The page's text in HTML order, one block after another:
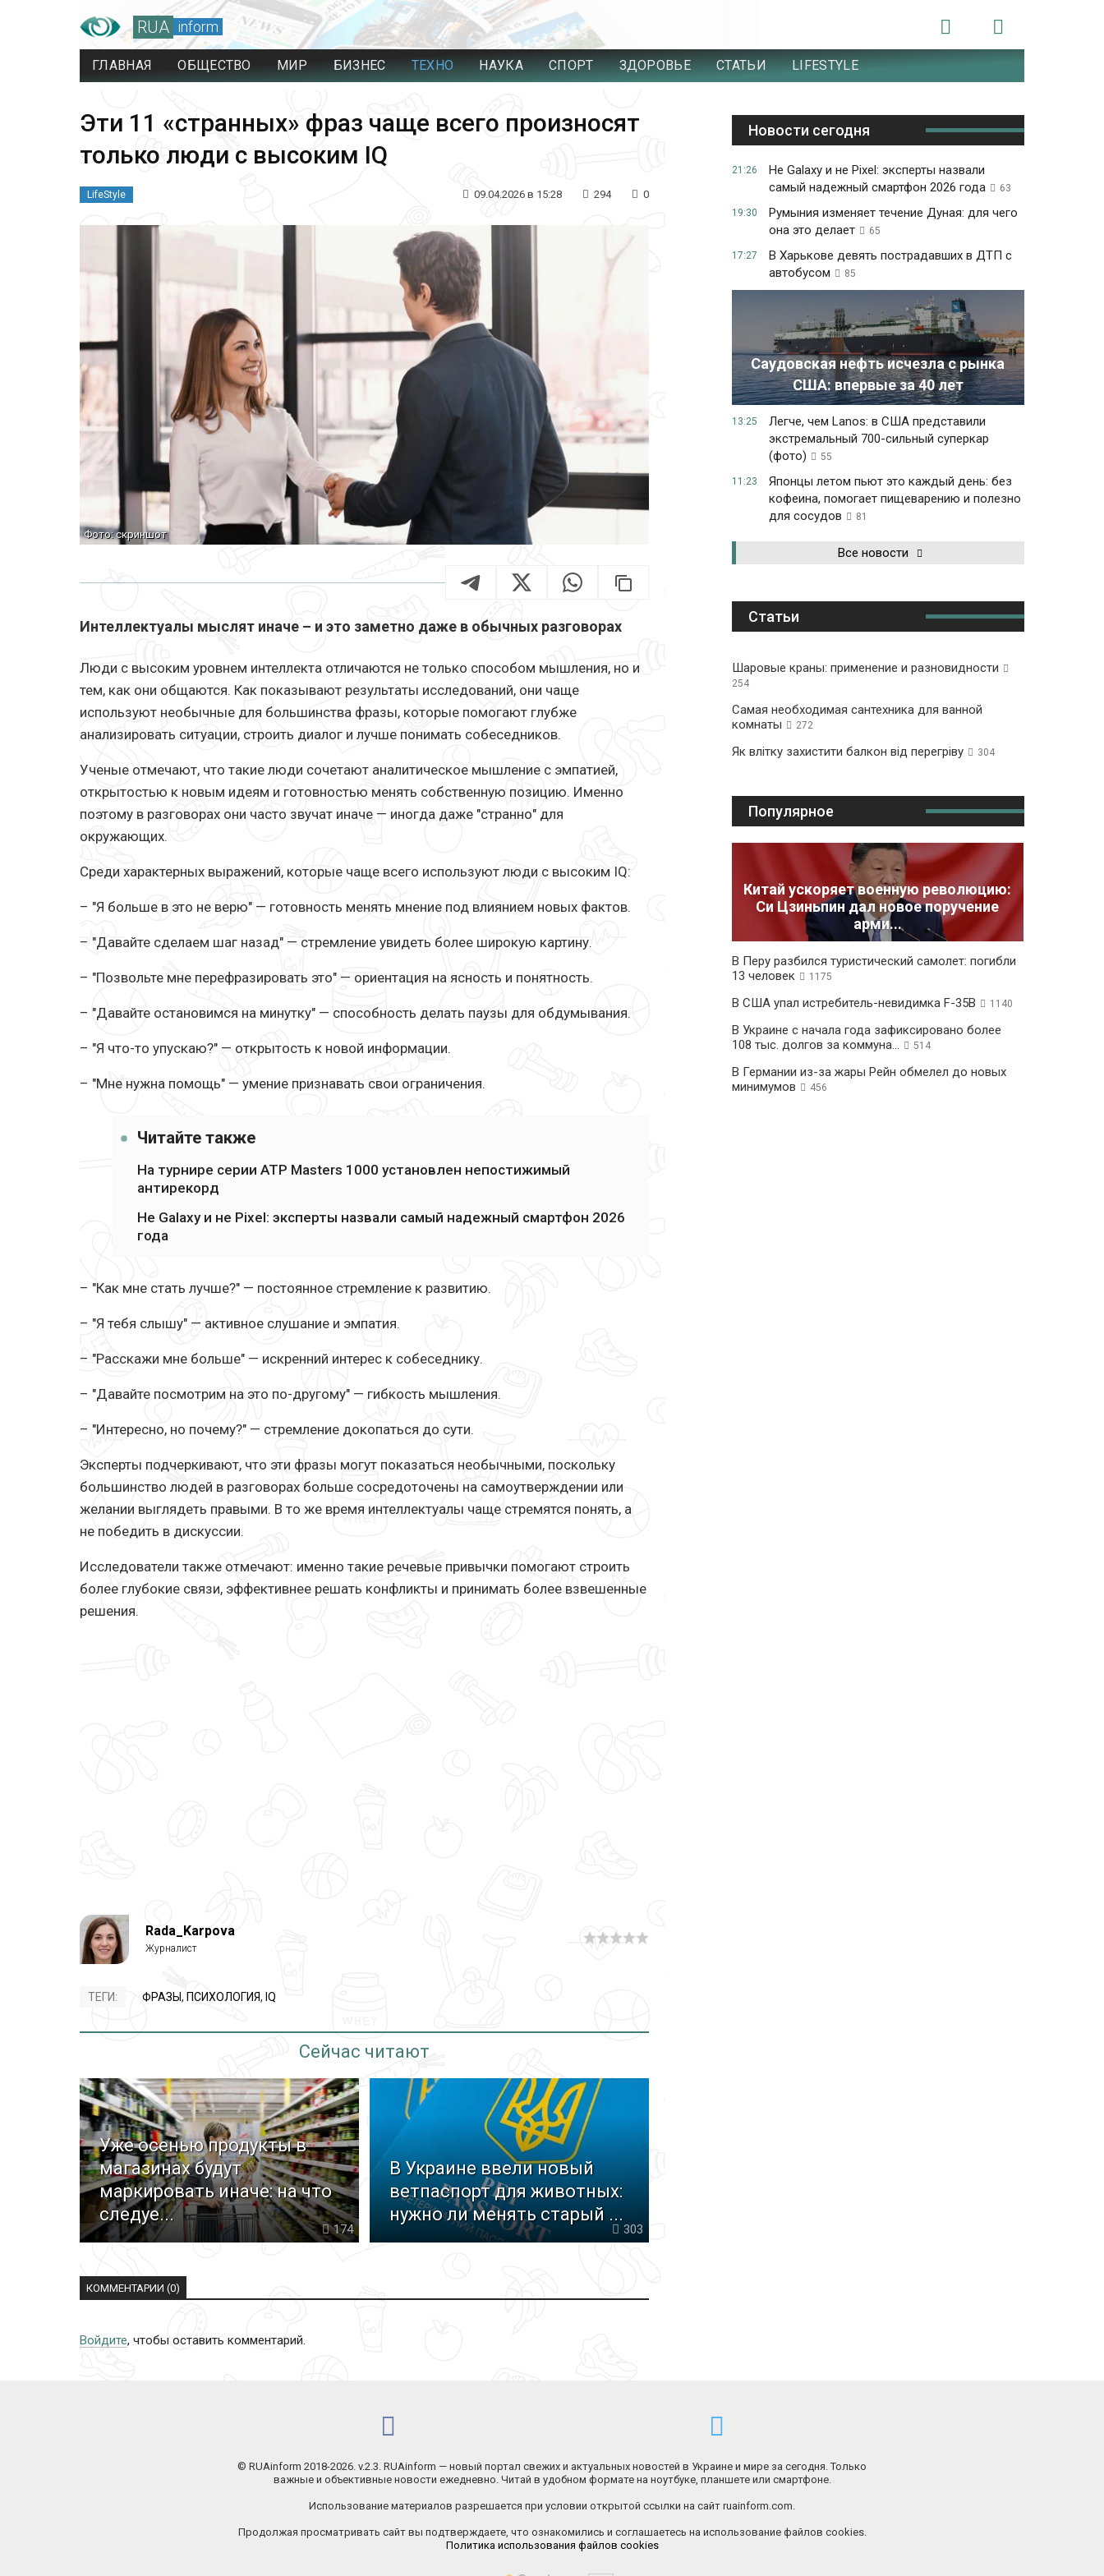
RUA inform
ГЛАВНАЯ ОБЩЕСТВО МИР БИЗНЕС ТЕХНО НАУКА СПОРТ ЗДОРОВЬЕ СТАТЬИ LIFESTYLE
Эти 11 «странных» фраз чаще всего произносят
только люди с высоким IQ
LifeStyle 09.04.2026 в 15:28 294 0
Фото: скриншот
Интеллектуалы мыслят иначе – и это заметно даже в обычных разговорах
Люди с высоким уровнем интеллекта отличаются не только способом мышления, но и
тем, как они общаются. Как показывают результаты исследований, они чаще
используют необычные для большинства фразы, которые помогают глубже
анализировать ситуации, строить диалог и лучше понимать собеседников.
Ученые отмечают, что такие люди сочетают аналитическое мышление с эмпатией,
открытостью к новым идеям и готовностью менять собственную позицию. Именно
поэтому в разговорах они часто звучат иначе — иногда даже "странно" для
окружающих.
Среди характерных выражений, которые чаще всего используют люди с высоким IQ:
– "Я больше в это не верю" — готовность менять мнение под влиянием новых фактов.
– "Давайте сделаем шаг назад" — стремление увидеть более широкую картину.
– "Позвольте мне перефразировать это" — ориентация на ясность и понятность.
– "Давайте остановимся на минутку" — способность делать паузы для обдумывания.
– "Я что-то упускаю?" — открытость к новой информации.
– "Мне нужна помощь" — умение признавать свои ограничения.
Читайте также
На турнире серии ATP Masters 1000 установлен непостижимый
антирекорд
Не Galaxy и не Pixel: эксперты назвали самый надежный смартфон 2026
года
– "Как мне стать лучше?" — постоянное стремление к развитию.
– "Я тебя слышу" — активное слушание и эмпатия.
– "Расскажи мне больше" — искренний интерес к собеседнику.
– "Давайте посмотрим на это по-другому" — гибкость мышления.
– "Интересно, но почему?" — стремление докопаться до сути.
Эксперты подчеркивают, что эти фразы могут показаться необычными, поскольку
большинство людей в разговорах больше сосредоточены на самоутверждении или
желании выглядеть правыми. В то же время интеллектуалы чаще стремятся понять, а
не победить в дискуссии.
Исследователи также отмечают: именно такие речевые привычки помогают строить
более глубокие связи, эффективнее решать конфликты и принимать более взвешенные
решения.
Rada_Karpova
ТЕГИ: ФРАЗЫ, ПСИХОЛОГИЯ, IQ
Сейчас читают
Уже осенью продукты в
магазинах будут
маркировать иначе: на что
следуе...
174
В Украине ввели новый
ветпаспорт для животных:
нужно ли менять старый ...
303
КОММЕНТАРИИ (0)
Войдите, чтобы оставить комментарий.
Новости сегодня
21:26
Не Galaxy и не Pixel: эксперты назвали
самый надежный смартфон 2026 года
63
19:30
Румыния изменяет течение Дуная: для чего
она это делает
65
17:27
В Харькове девять пострадавших в ДТП с
автобусом
85
Саудовская нефть исчезла с рынка
США: впервые за 40 лет
13:25
Легче, чем Lanos: в США представили
экстремальный 700-сильный суперкар
(фото)
55
11:23
Японцы летом пьют это каждый день: без
кофеина, помогает пищеварению и полезно
для сосудов
81
Все новости
Статьи
Шаровые краны: применение и разновидности
254
Самая необходимая сантехника для ванной
комнаты
272
Як влітку захистити балкон від перегріву 304
Популярное
Китай ускоряет военную революцию:
Си Цзиньпин дал новое поручение
арми...
В Перу разбился туристический самолет: погибли
13 человек
1175
В США упал истребитель-невидимка F-35B 1140
В Украине с начала года зафиксировано более
108 тыс. долгов за коммуна...
514
В Германии из-за жары Рейн обмелел до новых
минимумов
456
© RUAinform 2018-2026. v.2.3. RUAinform — новый портал свежих и актуальных новостей в Украине и мире за сегодня. Только
важные и объективные новости ежедневно. Читай в удобном формате на ноутбуке, планшете или смартфоне.
Использование материалов разрешается при условии открытой ссылки на сайт ruainform.com.
Продолжая просматривать сайт вы подтверждаете, что ознакомились и соглашаетесь на использование файлов cookies.
Политика использования файлов cookies